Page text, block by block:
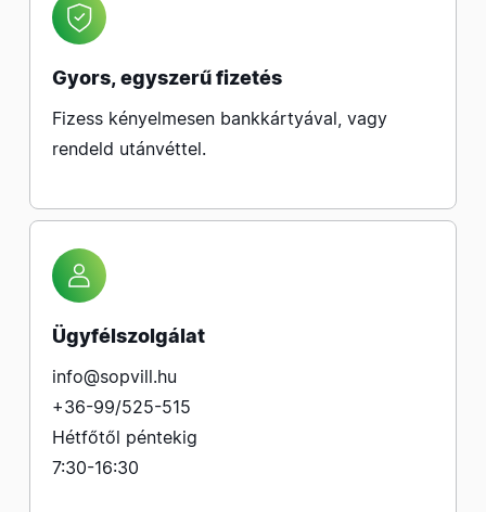
Gyors, egyszerű fizetés
Fizess kényelmesen bankkártyával, vagy
rendeld utánvéttel.
Ügyfélszolgálat
info@sopvill.hu
+36-99/525-515
Hétfőtől péntekig
7:30-16:30